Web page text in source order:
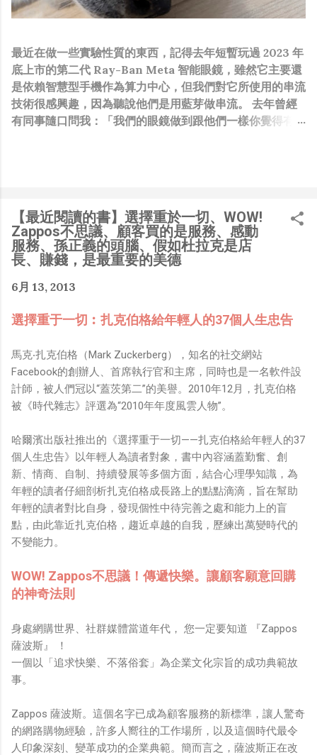
最近在做一些實驗性質的東西，記得去年短暫玩過 2023 年
底上市的第二代 Ray-Ban Meta 智能眼鏡，雖然它主要還
是依賴智慧型手機作為算力中心，但我們對它所使用的串流
技術很感興趣，因為聽說他們是用藍芽做串流。 去年曾經
有同事隨口問我：「我們的眼鏡做到跟他們一樣你覺得有可
人，那我還在這幹嘛？？？（笑）” 也記得更久以前，當我
們還在研究那個眼鏡時，常聽到像是：『 他們不知道用了
什麼黑科技 』，這類沒有建設性、不應該從 RD 嘴裡說出
來的話，而我也是不以為然。坦白講，以前每次只要聽到某
三個字掛在嘴上，當做無知的遮羞布，我就會感到倒胃口！
秀搶風頭、噁心帶風向、搞政治操作、把別人做事的成果搶
言，還有職場霸凌，這些你他媽都頂級專業戶，除此之外沒
啥洨用了！） 一件理論上可以做到的事情，外行人的認知
被信息差，不懂加上沒實作能力去驗證，就什麼都變成黑科
技了（多黑？比巴西黑鮑魚還黑嗎？）。反重力技術說不定
Ray-ban Meta 的黑科技，講白了就是人家拉個百人團隊
在搞那支眼鏡，然後把軟體技能和硬體規格點滿，再加上極
致優化後的成果罷了！ 當時知道 Ray-Ban Meta 的智慧眼
鏡有塞入一個強大的 WiFi 6 晶片在裡面，一開始我猜測會
不會有可能是透過 WiFi P2P 或 WiFi SoftAP 的方式去做
串流（確實 Meta 的智能眼鏡，在同步媒體時，會強制要
求開啟手機的 WiFi 開關，所以媒體同步應該是靠 WiFi 通
來做 POC，確實傳輸效率非常快，幾百 MB 的大檔幾乎秒
級傳完，從眼鏡端將媒體串流到手機端更是不用說的順暢，
Socket 直接傳輸的（這表示傳輸時所需的頻寬會更大，功
耗據說也較大）。 後來因為 ...
【最近閱讀的書】選擇重於一切、WOW!
Zappos不思議、顧客買的是服務、感動
服務、孫正義的頭腦、假如杜拉克是店
長、賺錢，是最重要的美德
6月 13, 2013
選擇重于一切︰扎克伯格給年輕人的37個人生忠告
馬克‧扎克伯格（Mark Zuckerberg），知名的社交網站
Facebook的創辦人、首席執行官和主席，同時也是一名軟件設
計師，被人們冠以“蓋茨第二”的美譽。2010年12月，扎克伯格
被《時代雜志》評選為“2010年年度風雲人物”。
哈爾濱出版社推出的《選擇重于一切——扎克伯格給年輕人的37
個人生忠告》以年輕人為讀者對象，書中內容涵蓋勤奮、創
新、情商、自制、持續發展等多個方面，結合心理學知識，為
年輕的讀者仔細剖析扎克伯格成長路上的點點滴滴，旨在幫助
年輕的讀者對比自身，發現個性中待完善之處和能力上的盲
點，由此靠近扎克伯格，趨近卓越的自我，歷練出萬變時代的
不變能力。
WOW! Zappos不思議！傳遞快樂。讓顧客願意回購
的神奇法則
身處網購世界、社群媒體當道年代， 您一定要知道 『Zappos
薩波斯』 ！
一個以「追求快樂、不落俗套」為企業文化宗旨的成功典範故
事。
Zappos 薩波斯。這個名字已成為顧客服務的新標準，讓人驚奇
的網路購物經驗，許多人嚮往的工作場所，以及這個時代最令
人印象深刻、變革成功的企業典範。簡而言之，薩波斯正在改